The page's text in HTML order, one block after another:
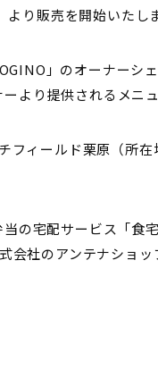
り販売を開始いたしま
」のオーナーシ
より提供されるメニュ
フィールド栗原（所
の宅配サービス「食
社のアンテナショッ